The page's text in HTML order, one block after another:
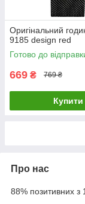
Оригінальний
9185 design red
Готово до
669 ₴ 769 ₴
Купити
Про нас
88% позитивних з